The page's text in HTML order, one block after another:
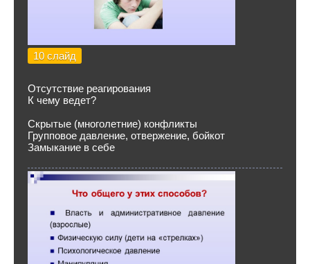
10 слайд
Отсутствие реагирования
К чему ведет?
Скрытые (многолетние) конфликты
Групповое давление, отвержение, бойкот
Замыкание в себе